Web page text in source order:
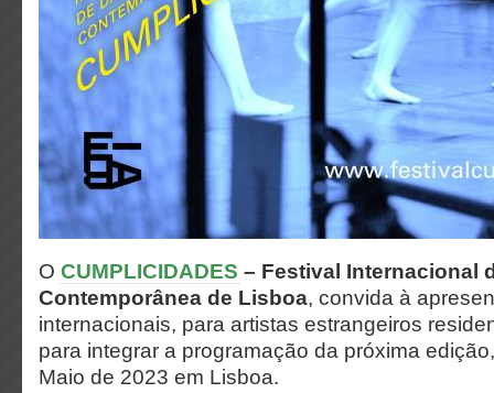
O CUMPLICIDADES – Festival Internacional
Contemporânea de Lisboa, convida à
internacionais, para artistas estrangeiros
para integrar a programação da próxima
Maio de 2023 em Lisboa.